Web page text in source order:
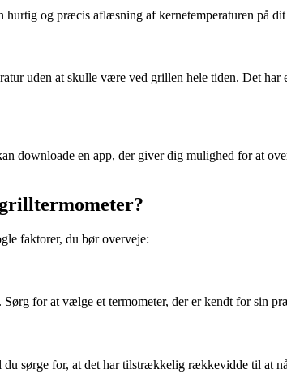
og præcis aflæsning af kernetemperaturen på
uden at skulle være ved grillen hele tiden. Det
downloade en app, der giver dig mulighed for at
faktorer, du bør overveje:
for at vælge et termometer, der er kendt for sin
sørge for, at det har tilstrækkelig rækkevidde til at